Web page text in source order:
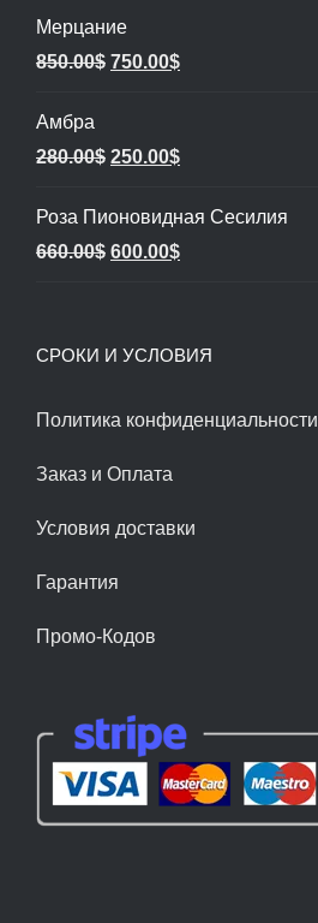
Мерцание
850.00$ Первоначальная
850.00$.
750.00$Текущая
Амбра
280.00$ Первоначальная
составляла
280.00$.
250.00$Текущая
250.00$.
Роза Пионовидная Сесилия
660.00$ Первоначальная
660.00$.
600.00$Текущая
СРОКИ И УСЛОВИЯ
Политика конфиденциальности
Заказ и Оплата
Условия доставки
Гарантия
Промо-Кодов